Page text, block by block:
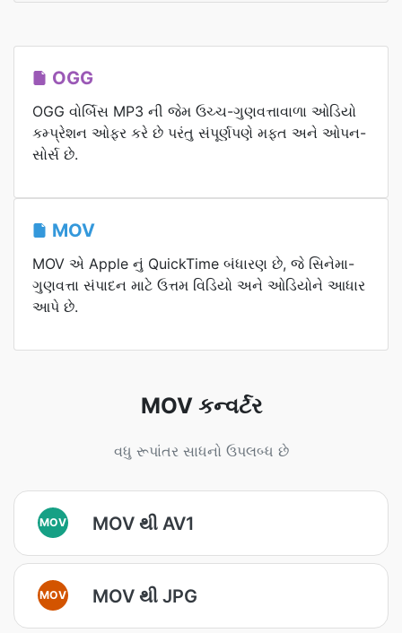
OGG
OGG વોર્બિસ MP3 ની જેમ ઉચ્ચ-ગુણવત્તાવાળા ઓડિયો
કમ્પ્રેશન ઓફર કરે છે પરંતુ સંપૂર્ણપણે મફત અને ઓપન-
સોર્સ છે.
MOV
MOV એ Apple નું QuickTime બંધારણ છે, જે સિનેમા-
ગુણવત્તા સંપાદન માટે ઉત્તમ વિડિયો અને ઓડિયોને આધાર
આપે છે.
MOV કન્વર્ટર
વધુ રૂપાંતર સાધનો ઉપલબ્ધ છે
MOV MOV થી AV1
MOV MOV થી JPG